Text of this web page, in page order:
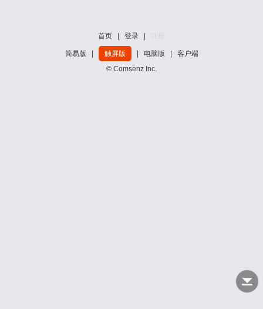
首页 登录
简易版 触屏版 电脑版
客户端
© Comsenz Inc.